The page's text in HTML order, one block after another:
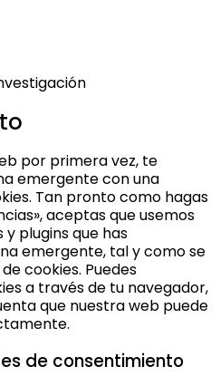
por primera vez, te
emergente con una
Tan pronto como hagas
aceptas que usemos
plugins que has
emergente, tal y como se
cookies. Puedes
a través de tu navegador,
que nuestra web puede
de consentimiento